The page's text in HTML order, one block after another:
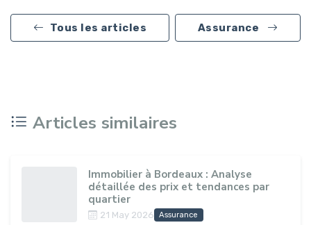
Tous les articles Assurance
Articles similaires
Immobilier à Bordeaux : Analyse
détaillée des prix et tendances par
quartier
21 May 2026 Assurance